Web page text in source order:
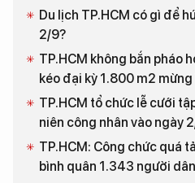
Du lịch TP.HCM có gì để
2/9?
TP.HCM không bắn pháo
kéo đại kỳ 1.800 m2
TP.HCM tổ chức lễ cưới
niên công nhân vào ngày
TP.HCM: Công chức quá
bình quân 1.343 người dân